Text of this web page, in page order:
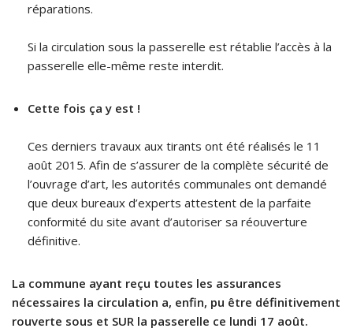
réparations.
Si la circulation sous la passerelle est rétablie l’accès à la
passerelle elle-même reste interdit.
Cette fois ça y est !
Ces derniers travaux aux tirants ont été réalisés le 11
août 2015. Afin de s’assurer de la complète sécurité de
l’ouvrage d’art, les autorités communales ont demandé
que deux bureaux d’experts attestent de la parfaite
conformité du site avant d’autoriser sa réouverture
définitive.
La commune ayant reçu toutes les assurances
nécessaires la circulation a, enfin, pu être définitivement
rouverte sous et SUR la passerelle ce lundi 17 août.